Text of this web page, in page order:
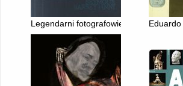
Legendarni fotografowie w Polsce :